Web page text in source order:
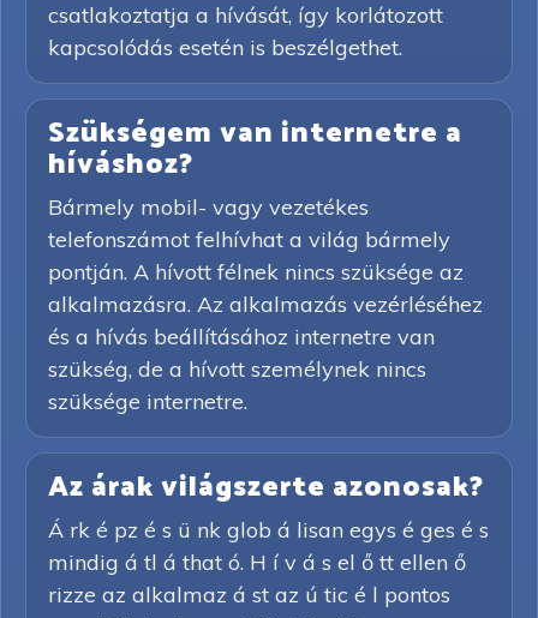
csatlakoztatja a hívását, így korlátozott
kapcsolódás esetén is beszélgethet.
Szükségem van internetre a
híváshoz?
Bármely mobil- vagy vezetékes
telefonszámot felhívhat a világ bármely
pontján. A hívott félnek nincs szüksége az
alkalmazásra. Az alkalmazás vezérléséhez
és a hívás beállításához internetre van
szükség, de a hívott személynek nincs
szüksége internetre.
Az árak világszerte azonosak?
Á rk é pz é s ü nk glob á lisan egys é ges é s
mindig á tl á that ó. H í v á s el ő tt ellen ő
rizze az alkalmaz á st az ú tic é l pontos